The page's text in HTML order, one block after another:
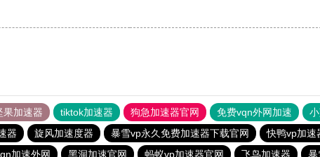
果加速器 tiktok加速器 狗急加速器官网 免费vqn外网加速
器 旋风加速度器 暴雪vp永久免费加速器下载官网 快鸭vp加速
加速外网 黑洞加速官网 蚂蚁vp加速器官网 飞鸟加速器 暴